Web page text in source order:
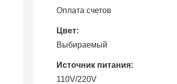
Оплата счетов
Цвет:
Выбираемый
Источник питания:
110V/220V